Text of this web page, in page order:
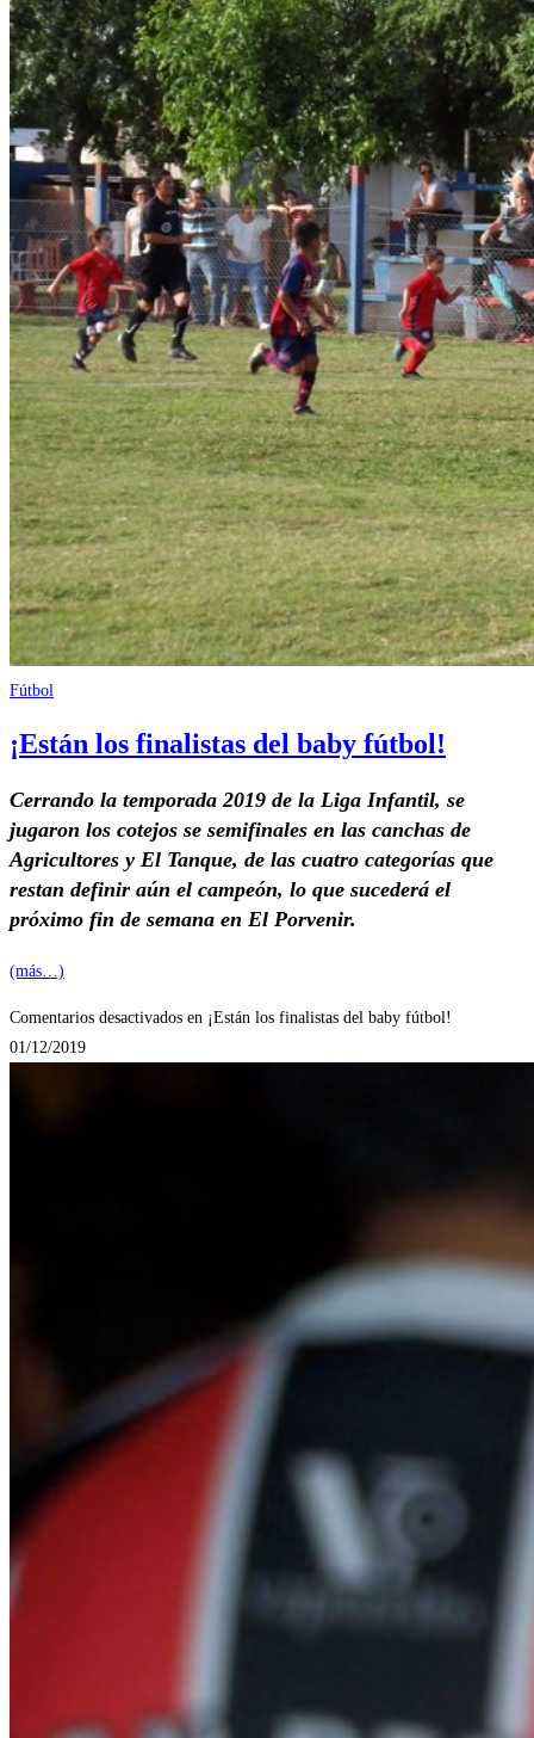
Fútbol
¡Están los finalistas del baby fútbol!
Cerrando la temporada 2019 de la Liga Infantil, se
jugaron los cotejos se semifinales en las canchas de
Agricultores y El Tanque, de las cuatro categorías que
restan definir aún el campeón, lo que sucederá el
próximo fin de semana en El Porvenir.
(más…)
Comentarios desactivados en ¡Están los finalistas del baby fútbol!
01/12/2019